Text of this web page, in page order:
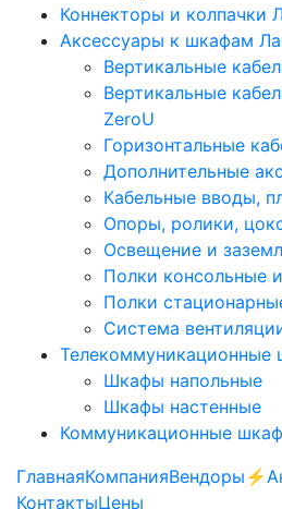
Коннекторы и колпачки
Аксессуары к шкафам
Вертикальные
Вертикальные
ZeroU
Горизонтальные
Дополнительные
Кабельные вводы,
Опоры, ролики,
Освещение и
Полки консольные
Полки
Система
Шкафы напольные
Шкафы настенные
Коммуникационные
ГлавнаяКомпанияВендоры
КонтактыЦены